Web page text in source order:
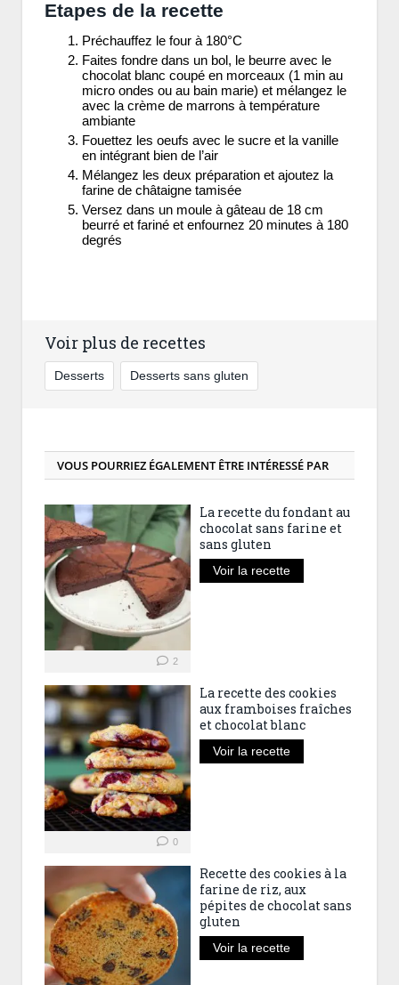
Etapes de la recette
Préchauffez le four à 180°C
Faites fondre dans un bol, le beurre avec le
chocolat blanc coupé en morceaux (1 min au
micro ondes ou au bain marie) et mélangez le
avec la crème de marrons à température
ambiante
Fouettez les oeufs avec le sucre et la vanille
en intégrant bien de l’air
Mélangez les deux préparation et ajoutez la
farine de châtaigne tamisée
Versez dans un moule à gâteau de 18 cm
beurré et fariné et enfournez 20 minutes à 180
degrés
Voir plus de recettes
Desserts Desserts sans gluten
VOUS POURRIEZ ÉGALEMENT ÊTRE INTÉRESSÉ PAR
2
La recette du fondant au
chocolat sans farine et
sans gluten
Voir la recette
0
La recette des cookies
aux framboises fraîches
et chocolat blanc
Voir la recette
Recette des cookies à la
farine de riz, aux
pépites de chocolat sans
gluten
Voir la recette